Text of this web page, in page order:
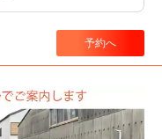
予約へ